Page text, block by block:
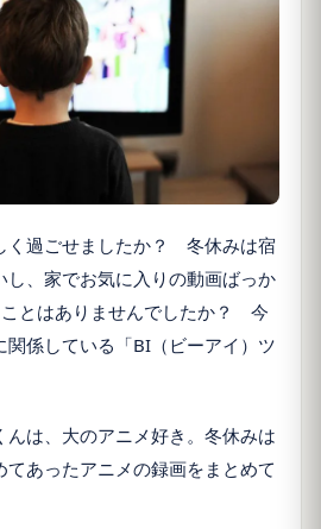
く過ごせましたか？ 冬休みは宿
し、家でお気に入りの動画ばっか
とはありませんでしたか？ 今
関係している「BI（ビーアイ）ツ
んは、大のアニメ好き。冬休みは
てあったアニメの録画をまとめて